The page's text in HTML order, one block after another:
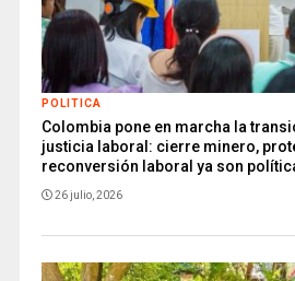
POLITICA
Colombia pone en marcha la
justicia laboral: cierre minero,
reconversión laboral ya son
26 julio, 2026